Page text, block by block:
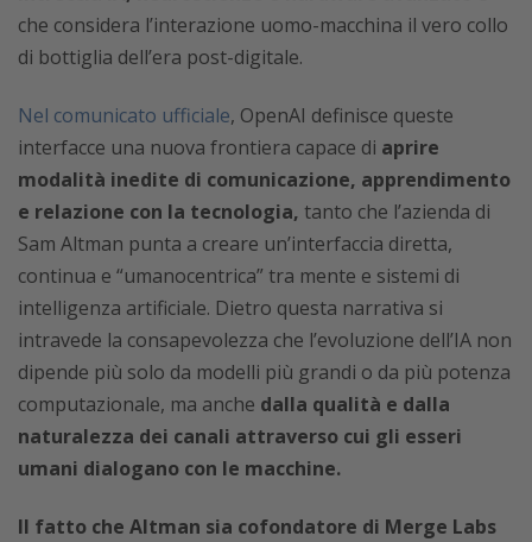
che considera l’interazione uomo-macchina il vero collo
di bottiglia dell’era post-digitale.
Nel comunicato ufficiale, OpenAI definisce queste
interfacce una nuova frontiera capace di aprire
modalità inedite di comunicazione, apprendimento
e relazione con la tecnologia, tanto che l’azienda di
Sam Altman punta a creare un’interfaccia diretta,
continua e “umanocentrica” tra mente e sistemi di
intelligenza artificiale. Dietro questa narrativa si
intravede la consapevolezza che l’evoluzione dell’IA non
dipende più solo da modelli più grandi o da più potenza
computazionale, ma anche dalla qualità e dalla
naturalezza dei canali attraverso cui gli esseri
umani dialogano con le macchine.
Il fatto che Altman sia cofondatore di Merge Labs